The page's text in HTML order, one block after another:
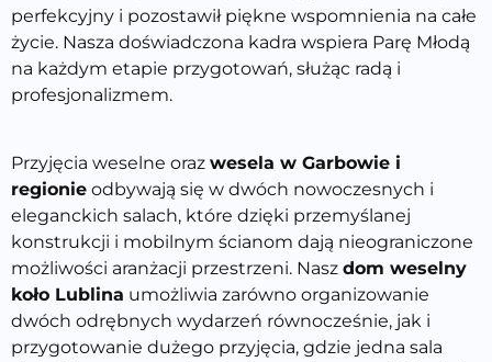
perfekcyjny i pozostawił piękne wspomnienia na całe
życie. Nasza doświadczona kadra wspiera Parę Młodą
na każdym etapie przygotowań, służąc radą i
profesjonalizmem.
Przyjęcia weselne oraz wesela w Garbowie i
regionie odbywają się w dwóch nowoczesnych i
eleganckich salach, które dzięki przemyślanej
konstrukcji i mobilnym ścianom dają nieograniczone
możliwości aranżacji przestrzeni. Nasz dom weselny
koło Lublina umożliwia zarówno organizowanie
dwóch odrębnych wydarzeń równocześnie, jak i
przygotowanie dużego przyjęcia, gdzie jedna sala